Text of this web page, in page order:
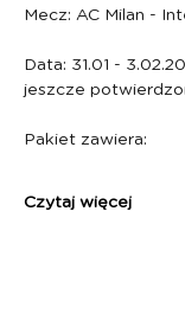
Mecz: AC Milan -
Data: 31.01 -
jeszcze
Pakiet zawiera:
Czytaj więcej